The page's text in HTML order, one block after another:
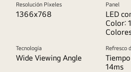
Resolución Píxeles
1366x768
Panel
LED
Color:
Tecnología
Wide Viewing Angle
Refresco
14ms